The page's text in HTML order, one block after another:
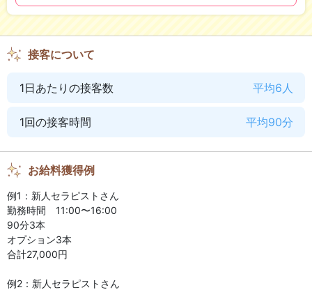
待遇・働きやすさ
未経験OK
ノルマなし
主婦歓迎
出勤40日目50,000円支給
接客について
1日あたりの接客数 平均6人
1回の接客時間 平均90分
お給料獲得例
例1：新人セラピストさん
勤務時間 11:00〜16:00
90分3本
オプション3本
合計27,000円
例2：新人セラピストさん